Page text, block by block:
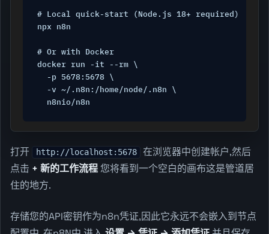
# Local quick-start (Node.js 18+ required)
npx n8n
# Or with Docker
docker run -it --rm \
  -p 5678:5678 \
  -v ~/.n8n:/home/node/.n8n \
  n8nio/n8n
打开 http://localhost:5678
在浏览器中创建帐户,然后
点击 + 新的工作流程您将看到一个空白的画布这是管道居
住的地方.
存储您的API密钥作为n8n凭证,因此它永远不会嵌入到节点